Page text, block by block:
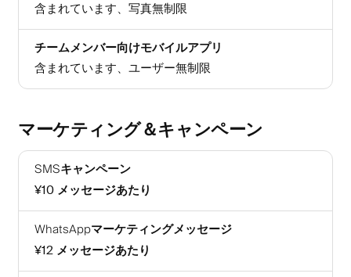
含まれています、写真無制限
チームメンバー向けモバイルアプリ
含まれています、ユーザー無制限
マーケティング＆キャンペーン
SMSキャンペーン
¥10 メッセージあたり
WhatsAppマーケティングメッセージ
¥12 メッセージあたり